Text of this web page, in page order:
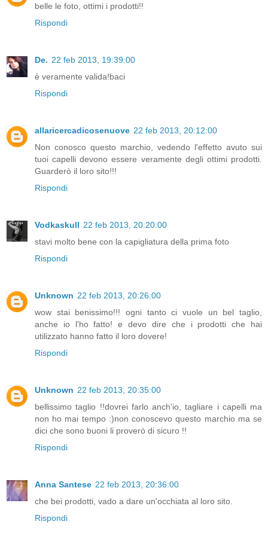
belle le foto, ottimi i prodotti!!
Rispondi
De. 22 feb 2013, 19:39:00
è veramente valida!baci
Rispondi
allaricercadicosenuove 22 feb 2013, 20:12:00
Non conosco questo marchio, vedendo l'effetto avuto sui
tuoi capelli devono essere veramente degli ottimi prodotti.
Guarderò il loro sito!!!
Rispondi
Vodkaskull 22 feb 2013, 20:20:00
stavi molto bene con la capigliatura della prima foto
Rispondi
Unknown 22 feb 2013, 20:26:00
wow stai benissimo!!! ogni tanto ci vuole un bel taglio,
anche io l'ho fatto! e devo dire che i prodotti che hai
utilizzato hanno fatto il loro dovere!
Rispondi
Unknown 22 feb 2013, 20:35:00
bellissimo taglio !!dovrei farlo anch'io, tagliare i capelli ma
non ho mai tempo :)non conoscevo questo marchio ma se
dici che sono buoni li proverò di sicuro !!
Rispondi
Anna Santese 22 feb 2013, 20:36:00
che bei prodotti, vado a dare un'occhiata al loro sito.
Rispondi